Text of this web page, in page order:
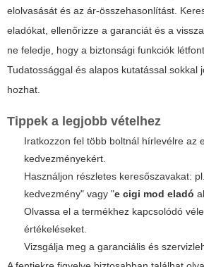
elolvasását és az ár-összehasonlítást.
eladókat, ellenőrizze a garanciát és a
ne feledje, hogy a biztonsági funkciók
Tudatossággal és alapos kutatással sokkal
hozhat.
Tippek a legjobb vételhez
Iratkozzon fel több boltnál hírlevélre az
kedvezményekért.
Használjon részletes keresőszavakat:
kedvezmény" vagy "e cigi mod eladó
Olvassa el a termékhez kapcsolódó
értékeléseket.
Vizsgálja meg a garanciális és